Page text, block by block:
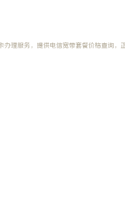
办理服务，提供电信宽带套餐价格查询，